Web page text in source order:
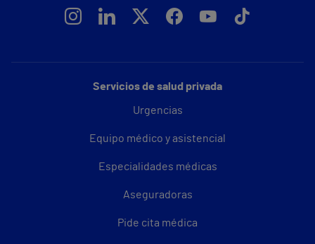
Servicios de salud privada
Urgencias
Equipo médico y asistencial
Especialidades médicas
Aseguradoras
Pide cita médica